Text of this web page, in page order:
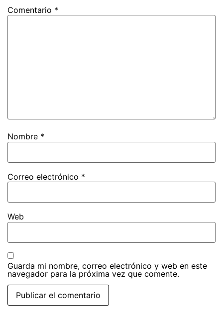
Comentario *
Nombre *
Correo electrónico *
Web
Guarda mi nombre, correo electrónico y web en este
navegador para la próxima vez que comente.